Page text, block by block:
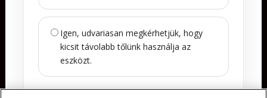
Igen, udvariasan megkérhetjük, hogy
kicsit távolabb tőlünk használja az
eszközt.